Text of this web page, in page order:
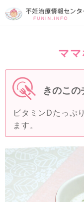
マ
きのこの
ビタミンDたっぷ
ます。